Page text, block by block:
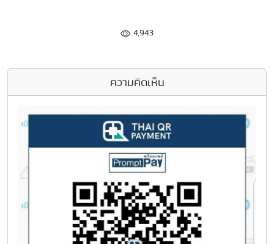
4,943
ความคิดเห็น